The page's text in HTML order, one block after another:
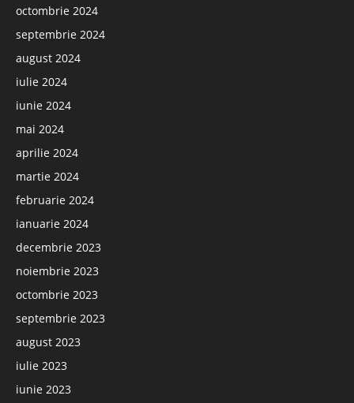
octombrie 2024
septembrie 2024
august 2024
iulie 2024
iunie 2024
mai 2024
aprilie 2024
martie 2024
februarie 2024
ianuarie 2024
decembrie 2023
noiembrie 2023
octombrie 2023
septembrie 2023
august 2023
iulie 2023
iunie 2023